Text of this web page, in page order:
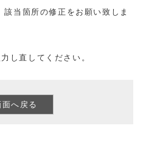
当箇所の修正をお願い致しま
し直してください。